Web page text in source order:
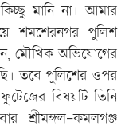
মানি না। আমার
শমশেরনগর পুলিশ
মৌখিক অভিযোগের
তবে পুলিশের ওপর
বিষয়টি তিনি
শ্রীমঙ্গল-কমলগঞ্জ